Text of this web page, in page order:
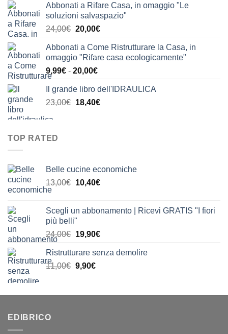
originale
era:
24,00€.
attuale
è:
21,00€.
Abbonati a Rifare Casa, in omaggio "Le
soluzioni salvaspazio"
24,00€ Il
originale
era:
24,00€.
20,00€Il
attuale
è:
Abbonati a Come Ristrutturare la Casa, in
omaggio "Rifare casa ecologicamente"
9,99€ - 20,00€Fascia
prezzo:
da
Il grande libro dell'IDRAULICA
23,00€ Il
18,40€Il
TOP RATED
Belle cucine economiche
13,00€ Il
era:
10,40€Il
è:
Scegli un abbonamento | Ricevi GRATIS "I fiori
più belli"
24,00€ Il
originale
era:
19,90€Il
attuale
Ristrutturare senza demolire
11,00€ Il
era:
9,90€Il
è:
EDIBRICO